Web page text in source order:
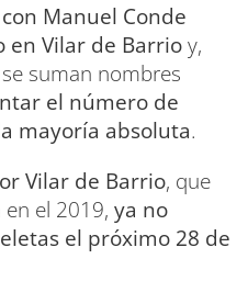
Manuel Conde
en Vilar de Barrioy,
suman nombres
el número de
mayoría absoluta.
Vilar de Barrio, que
el 2019, ya no
el próximo 28 de